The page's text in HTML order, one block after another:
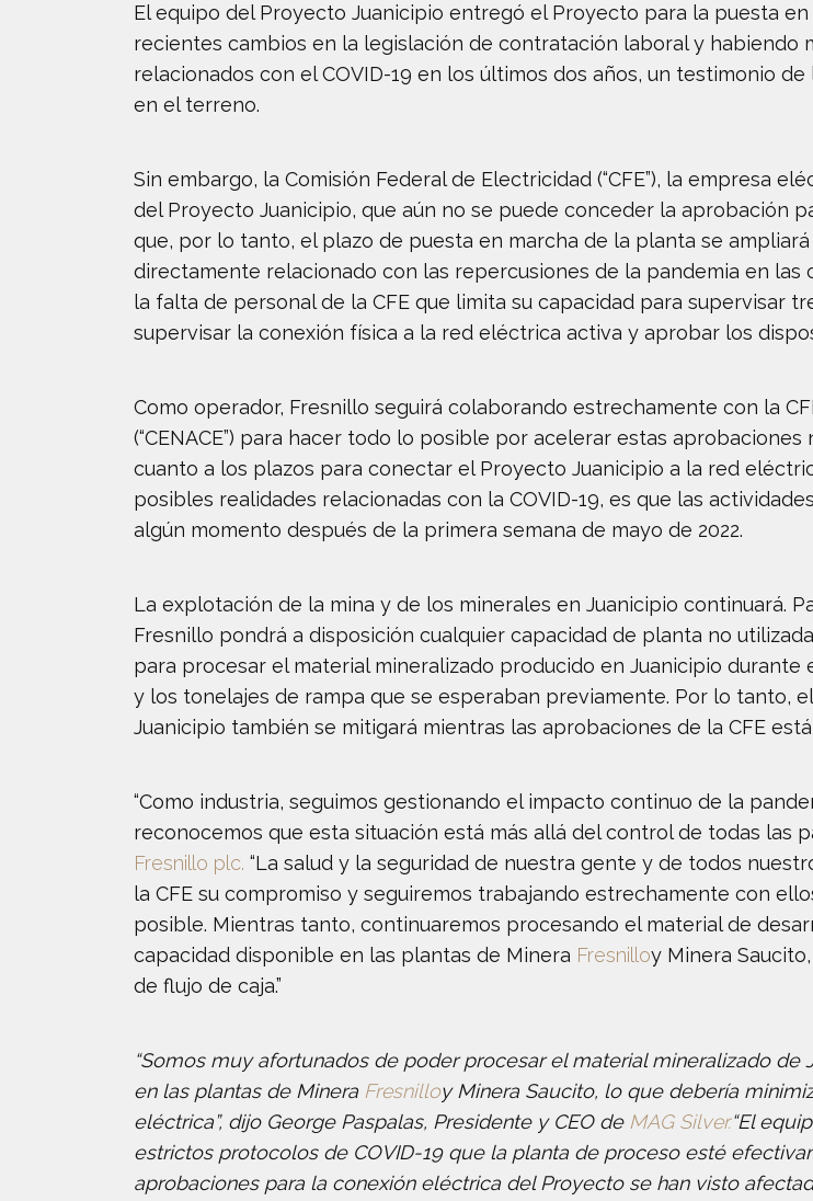
El equipo del Proyecto Juanicipio entregó el Proyecto para la puesta
recientes cambios en la legislación de contratación laboral y habiendo
relacionados con el COVID-19 en los últimos dos años, un testimonio
en el terreno.
Sin embargo, la Comisión Federal de Electricidad (“CFE”), la empresa
del Proyecto Juanicipio, que aún no se puede conceder la aprobación
que, por lo tanto, el plazo de puesta en marcha de la planta se
directamente relacionado con las repercusiones de la pandemia en
la falta de personal de la CFE que limita su capacidad para supervisar
supervisar la conexión física a la red eléctrica activa y aprobar los
Como operador, Fresnillo seguirá colaborando estrechamente con la
(“CENACE”) para hacer todo lo posible por acelerar estas
cuanto a los plazos para conectar el Proyecto Juanicipio a la red
posibles realidades relacionadas con la COVID-19, es que las
algún momento después de la primera semana de mayo de 2022.
La explotación de la mina y de los minerales en Juanicipio continuará.
Fresnillo pondrá a disposición cualquier capacidad de planta no
para procesar el material mineralizado producido en Juanicipio
y los tonelajes de rampa que se esperaban previamente. Por lo tanto,
Juanicipio también se mitigará mientras las aprobaciones de la CFE
“Como industria, seguimos gestionando el impacto continuo de la
reconocemos que esta situación está más allá del control de todas las
Fresnillo plc. “La salud y la seguridad de nuestra gente y de todos
la CFE su compromiso y seguiremos trabajando estrechamente con
posible. Mientras tanto, continuaremos procesando el material de
capacidad disponible en las plantas de Minera Fresnilloy Minera
de flujo de caja.”
“Somos muy afortunados de poder procesar el material mineralizado
en las plantas de Minera Fresnilloy Minera Saucito, lo que debería
eléctrica”, dijo George Paspalas, Presidente y CEO de MAG Silver.“El
estrictos protocolos de COVID-19 que la planta de proceso esté
aprobaciones para la conexión eléctrica del Proyecto se han visto